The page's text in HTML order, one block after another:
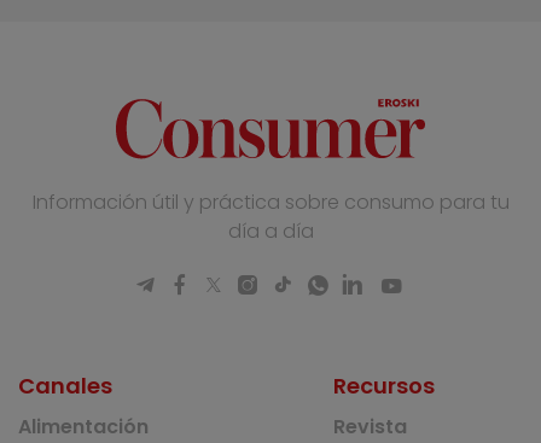
Información útil y práctica sobre consumo para tu
día a día
Canales
Alimentación
Recursos
Revista